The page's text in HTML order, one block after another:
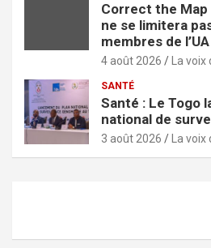
Correct the
ne se limitera
membres de
4 août 2026 La voix
SANTÉ
Santé : Le Togo
national de
3 août 2026 La voix